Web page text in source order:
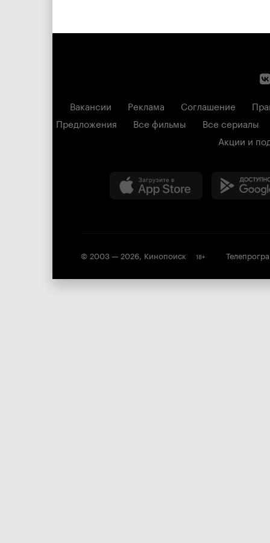
Вакансии Реклама Соглашение
Предложения
Все фильмы
Все сериалы
Акции и
© 2003 — 2026, Кинопоиск 18+